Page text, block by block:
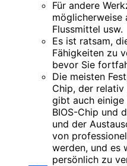
Für andere
möglicherweise
Flussmittel usw.
Es ist ratsam,
Fähigkeiten zu
bevor Sie
Die meisten
Chip, der relativ
gibt auch einige
BIOS-Chip und
und der
von
werden, und es
persönlich zu